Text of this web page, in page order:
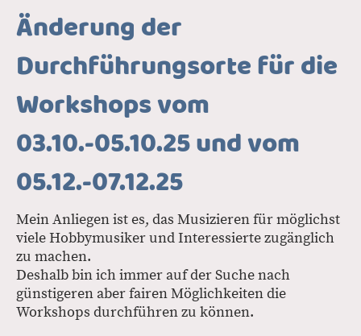
Änderung der
Durchführungsorte für die
Workshops vom
03.10.-05.10.25 und vom
05.12.-07.12.25
Mein Anliegen ist es, das Musizieren für möglichst
viele Hobbymusiker und Interessierte zugänglich
zu machen.
Deshalb bin ich immer auf der Suche nach
günstigeren aber fairen Möglichkeiten die
Workshops durchführen zu können.